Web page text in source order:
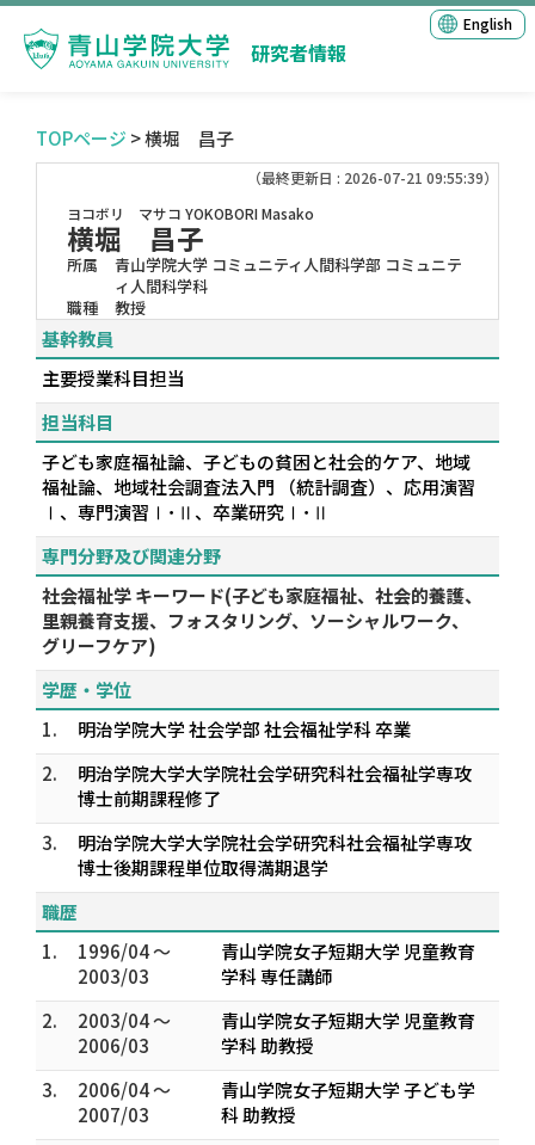
研究者情報
English
TOPページ > 横堀 昌子
（最終更新日 : 2026-07-21 09:55:39）
ヨコボリ マサコ YOKOBORI Masako
横堀 昌子
所属
青山学院大学 コミュニティ人間科学部 コミュニテ
ィ人間科学科
職種
教授
基幹教員
主要授業科目担当
担当科目
子ども家庭福祉論、子どもの貧困と社会的ケア、地域
福祉論、地域社会調査法入門 （統計調査）、応用演習
Ⅰ、専門演習Ⅰ･Ⅱ、卒業研究Ⅰ･Ⅱ
専門分野及び関連分野
社会福祉学 キーワード(子ども家庭福祉、社会的養護、
里親養育支援、フォスタリング、ソーシャルワーク、
グリーフケア)
学歴・学位
1.
明治学院大学 社会学部 社会福祉学科 卒業
2.
明治学院大学大学院社会学研究科社会福祉学専攻
博士前期課程修了
3.
明治学院大学大学院社会学研究科社会福祉学専攻
博士後期課程単位取得満期退学
職歴
1.
1996/04 ～
2003/03
青山学院女子短期大学 児童教育
学科 専任講師
2.
2003/04 ～
2006/03
青山学院女子短期大学 児童教育
学科 助教授
3.
2006/04 ～
2007/03
青山学院女子短期大学 子ども学
科 助教授